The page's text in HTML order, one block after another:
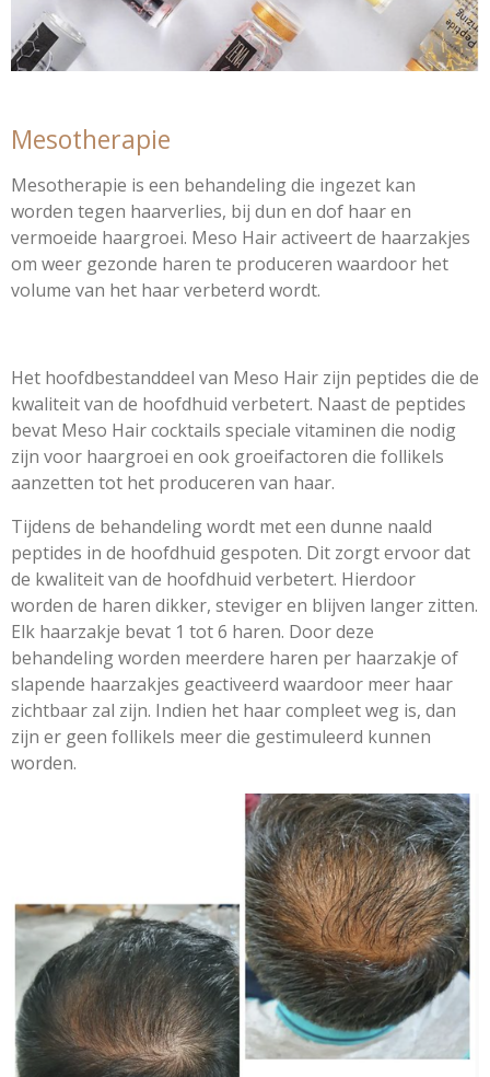
Mesotherapie
Mesotherapie is een behandeling die ingezet kan
worden tegen haarverlies, bij dun en dof haar en
vermoeide haargroei. Meso Hair activeert de haarzakjes
om weer gezonde haren te produceren waardoor het
volume van het haar verbeterd wordt.
Het hoofdbestanddeel van Meso Hair zijn peptides die de
kwaliteit van de hoofdhuid verbetert. Naast de peptides
bevat Meso Hair cocktails speciale vitaminen die nodig
zijn voor haargroei en ook groeifactoren die follikels
aanzetten tot het produceren van haar.
Tijdens de behandeling wordt met een dunne naald
peptides in de hoofdhuid gespoten. Dit zorgt ervoor dat
de kwaliteit van de hoofdhuid verbetert. Hierdoor
worden de haren dikker, steviger en blijven langer zitten.
Elk haarzakje bevat 1 tot 6 haren. Door deze
behandeling worden meerdere haren per haarzakje of
slapende haarzakjes geactiveerd waardoor meer haar
zichtbaar zal zijn. Indien het haar compleet weg is, dan
zijn er geen follikels meer die gestimuleerd kunnen
worden.